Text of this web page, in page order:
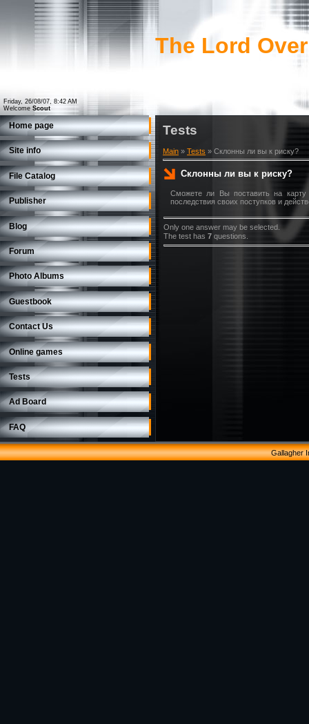
Friday, 26/08/07, 8:42 AM
Welcome Scout
The Lord
Home page
Site info
File Catalog
Publisher
Blog
Forum
Photo Albums
Guestbook
Contact Us
Online games
Tests
Ad Board
FAQ
Tests
Main » Tests » Склонны ли вы к риску?
Склонны ли вы к риску?
Сможете ли Вы поставить на карту
последствия своих поступков и
Only one answer may be selected.
The test has 7 questions.
Gallagher